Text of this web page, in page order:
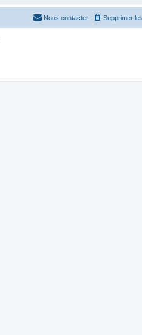
Supprimer
Nous contacter